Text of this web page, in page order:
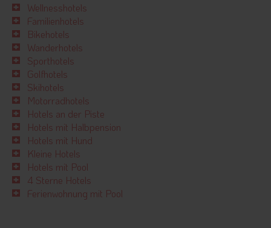
Wellnesshotels
Familienhotels
Bikehotels
Wanderhotels
Sporthotels
Golfhotels
Skihotels
Motorradhotels
Hotels an der Piste
Hotels mit Halbpension
Hotels mit Hund
Kleine Hotels
Hotels mit Pool
4 Sterne Hotels
Ferienwohnung mit Pool